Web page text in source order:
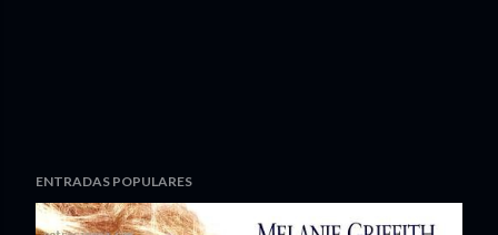
ENTRADAS POPULARES